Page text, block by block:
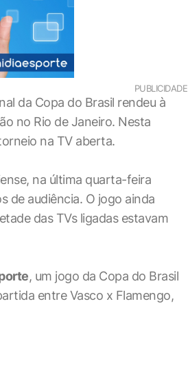
PUBLICIDADE
da Copa do Brasil rendeu à
no Rio de Janeiro. Nesta
na TV aberta.
na última quarta-feira
de audiência. O jogo ainda
das TVs ligadas estavam
, um jogo da Copa do Brasil
entre Vasco x Flamengo,